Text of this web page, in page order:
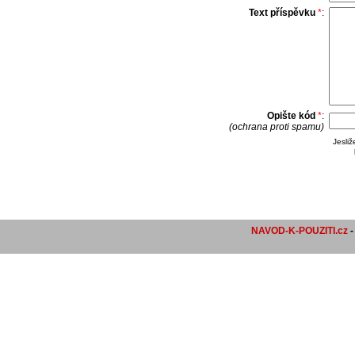
Text příspěvku *:
Opište kód *:
(ochrana proti spamu)
NAVOD-K-POUZITI.cz